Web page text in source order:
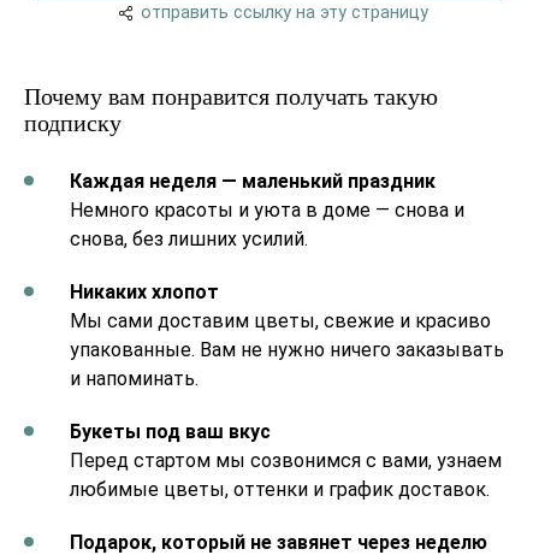
отправить ссылку на эту страницу
Почему вам понравится получать такую
подписку
Каждая неделя — маленький праздник
Немного красоты и уюта в доме — снова и
снова, без лишних усилий.
Никаких хлопот
Мы сами доставим цветы, свежие и красиво
упакованные. Вам не нужно ничего заказывать
и напоминать.
Букеты под ваш вкус
Перед стартом мы созвонимся с вами, узнаем
любимые цветы, оттенки и график доставок.
Подарок, который не завянет через неделю